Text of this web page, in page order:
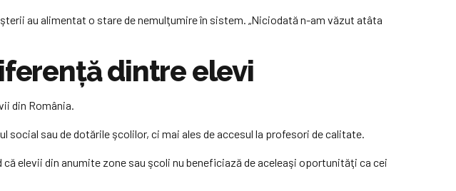
au alimentat o stare de nemulţumire în sistem. „Niciodată n-am văzut atâta
dintre elevi
din România.
sau de dotările şcolilor, ci mai ales de accesul la profesori de calitate.
elevii din anumite zone sau şcoli nu beneficiază de aceleaşi oportunităţi ca cei